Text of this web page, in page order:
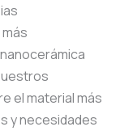
el material más
y necesidades